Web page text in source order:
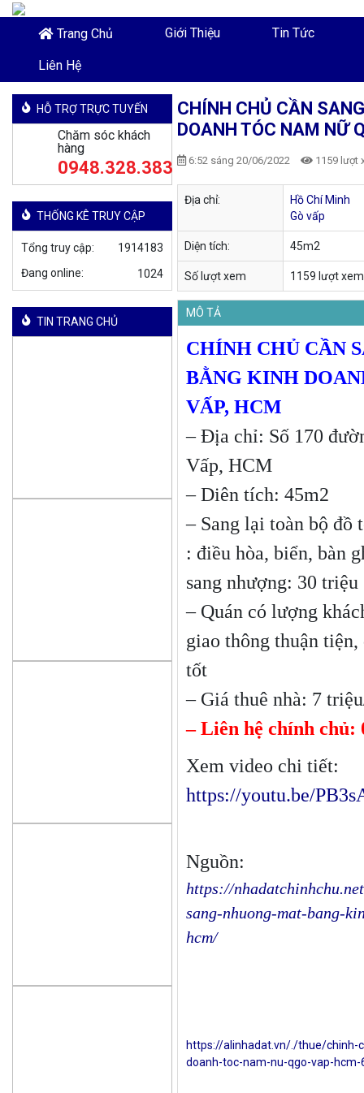
Trang Chủ Giới Thiệu Tin Tức
Liên Hệ
CHÍNH CHỦ CẦN
DOANH TÓC NAM NỮ
6:52 sáng 20/06/2022 1159 lượt
Địa chỉ:
Hồ Chí Minh
Gò vấp
Diện tích: 45m2
Số lượt xem 1159 lượt xem
MÔ TẢ
CHÍNH CHỦ CẦN
BẰNG KINH
VẤP, HCM
– Địa chỉ: Số 170
Vấp, HCM
– Diên tích: 45m2
– Sang lại toàn bộ đồ
: điều hòa, biển, bàn
sang nhượng: 30
– Quán có lượng
giao thông thuận
tốt
– Giá thuê nhà: 7
– Liên hệ chính chủ:
Xem video chi tiết:
https://youtu.be/
Nguồn:
https://
sang-nhuong-mat-bang-
hcm/
https://alinhadat.vn/./thue/chinh-
doanh-toc-nam-nu-qgo-vap-hcm-
HỖ TRỢ TRỰC TUYẾN
Chăm sóc khách
hàng
0948.328.383
THỐNG KÊ TRUY CẬP
1914183
Tổng truy cập:
Đang online:
TIN TRANG CHỦ